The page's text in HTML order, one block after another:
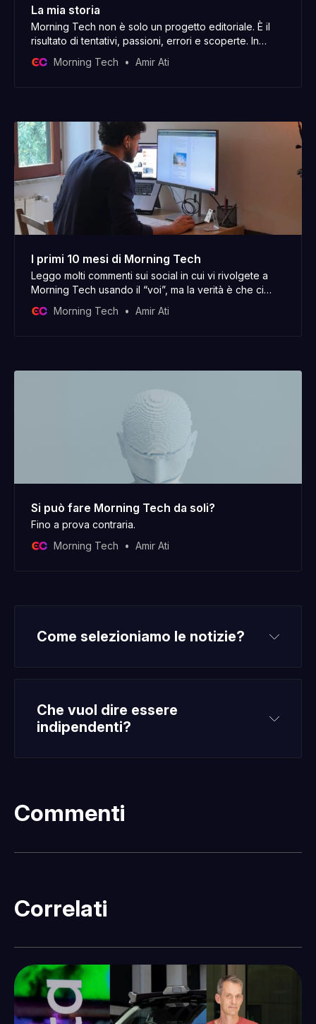
La mia storia
Morning Tech non è solo un progetto editoriale. È il
risultato di tentativi, passioni, errori e scoperte. In
righe della mia storia.
Morning Tech Amir Ati
I primi 10 mesi di Morning Tech
Leggo molti commenti sui social in cui vi rivolgete a
Morning Tech usando il “voi”, ma la verità è che ci
iniziato a scrivere questo post il 30 dicembre e oggi, il
Morning Tech Amir Ati
Si può fare Morning Tech da soli?
Fino a prova contraria.
Morning Tech
Amir Ati
Come selezioniamo le notizie?
Che vuol dire essere
indipendenti?
Commenti
Correlati